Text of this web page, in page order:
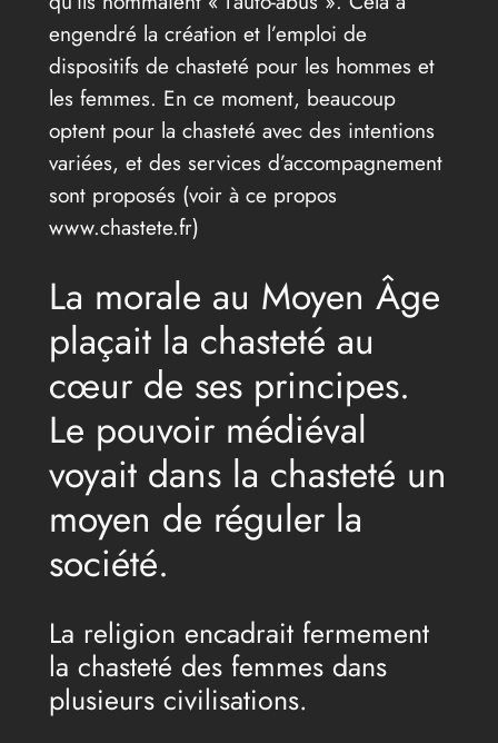
engendré la création et l’emploi de
dispositifs de chasteté pour les hommes et
les femmes. En ce moment, beaucoup
optent pour la chasteté avec des intentions
variées, et des services d’accompagnement
sont proposés (voir à ce propos
www.chastete.fr)
La morale au Moyen Âge
plaçait la chasteté au
cœur de ses principes.
Le pouvoir médiéval
voyait dans la chasteté un
moyen de réguler la
société.
La religion encadrait fermement
la chasteté des femmes dans
plusieurs civilisations.